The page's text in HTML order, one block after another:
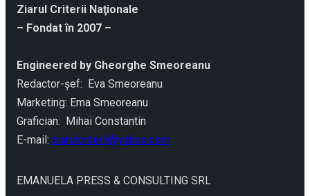
Ziarul Criterii Naţionale
– Fondat în 2007 –
Engineered by Gheorghe Smeoreanu
Redactor-şef: Eva Smeoreanu
Marketing: Ema Smeoreanu
Grafician: Mihai Constantin
E-mail: ziarulcriterii@yahoo.com
EMANUELA PRESS & CONSULTING SRL